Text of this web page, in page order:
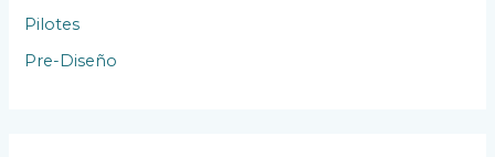
Pilotes
Pre-Diseño